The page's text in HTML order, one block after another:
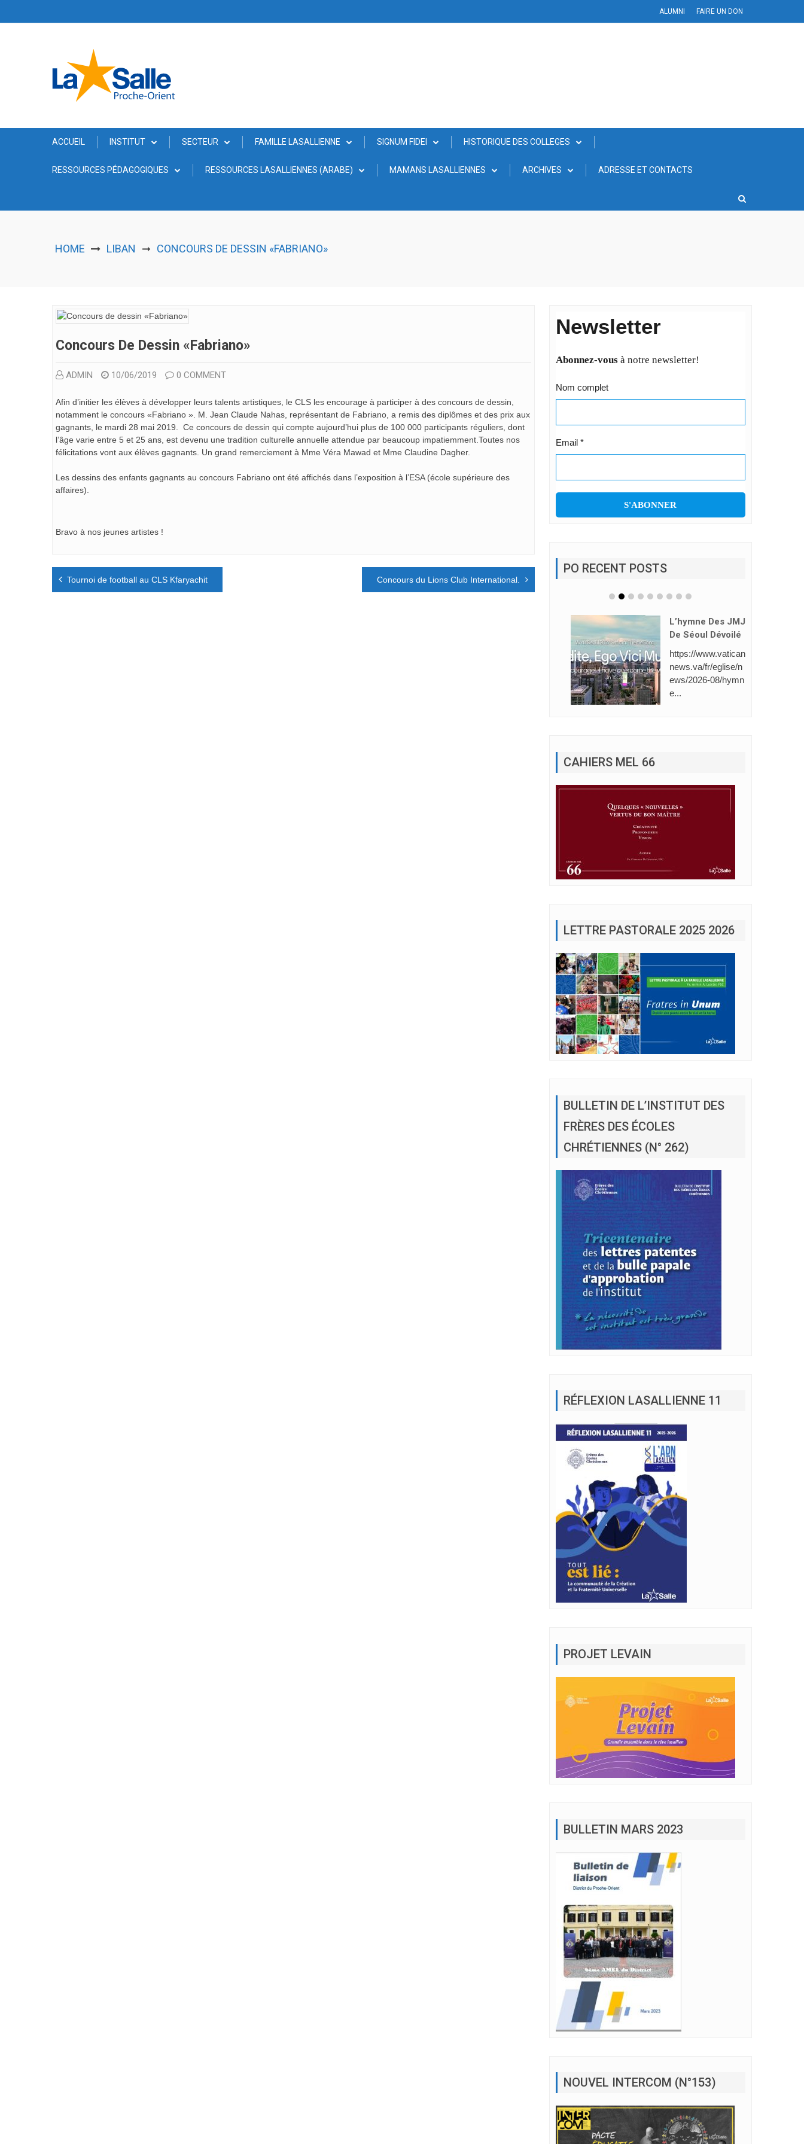
ALUMNI FAIRE UN DON
ACCUEIL INSTITUT SECTEUR FAMILLE LASALLIENNE SIGNUM FIDEI HISTORIQUE DES COLLEGES
RESSOURCES PÉDAGOGIQUES RESSOURCES LASALLIENNES (ARABE) MAMANS LASALLIENNES ARCHIVES ADRESSE ET CONTACTS
HOME LIBAN ➞ CONCOURS DE DESSIN «FABRIANO»
Concours De Dessin «Fabriano»
ADMIN 10/06/2019 0 COMMENT
Afin d’initier les élèves à développer leurs talents artistiques, le CLS les encourage à participer à des concours de dessin,
notamment le concours «Fabriano ». M. Jean Claude Nahas, représentant de Fabriano, a remis des diplômes et des prix aux
gagnants, le mardi 28 mai 2019. Ce concours de dessin qui compte aujourd’hui plus de 100 000 participants réguliers, dont
l’âge varie entre 5 et 25 ans, est devenu une tradition culturelle annuelle attendue par beaucoup impatiemment.Toutes nos
félicitations vont aux élèves gagnants. Un grand remerciement à Mme Véra Mawad et Mme Claudine Dagher.
Les dessins des enfants gagnants au concours Fabriano ont été affichés dans l’exposition à l’ESA (école supérieure des
affaires).
Bravo à nos jeunes artistes !
Navigation
de
Tournoi de football au CLS Kfaryachit Concours du Lions Club International.
Newsletter
Abonnez-vousà notre newsletter!
Nom complet
Email *
PO RECENT POSTS
L’hymne Des JMJ
De Séoul Dévoilé
https://www.vatican
news.va/fr/eglise/n
ews/2026-08/hymn
e...
CAHIERS MEL 66
LETTRE PASTORALE 2025 2026
BULLETIN DE L’INSTITUT DES
FRÈRES DES ÉCOLES
CHRÉTIENNES (N° 262)
RÉFLEXION LASALLIENNE 11
PROJET LEVAIN
BULLETIN MARS 2023
NOUVEL INTERCOM (N°153)